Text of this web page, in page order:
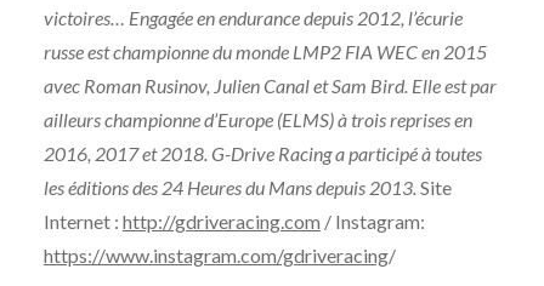
victoires… Engagée en endurance depuis 2012, l’écurie
russe est championne du monde LMP2 FIA WEC en 2015
avec Roman Rusinov, Julien Canal et Sam Bird. Elle est par
ailleurs championne d’Europe (ELMS) à trois reprises en
2016, 2017 et 2018. G-Drive Racing a participé à toutes
les éditions des 24 Heures du Mans depuis 2013.Site
Internet : http://gdriveracing.com / Instagram:
https://www.instagram.com/gdriveracing/